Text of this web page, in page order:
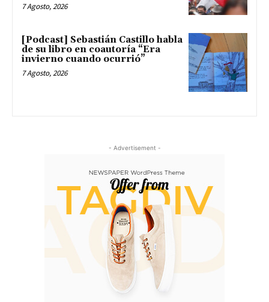
7 Agosto, 2026
[Podcast] Sebastián Castillo habla
de su libro en coautoría “Era
invierno cuando ocurrió”
7 Agosto, 2026
- Advertisement -